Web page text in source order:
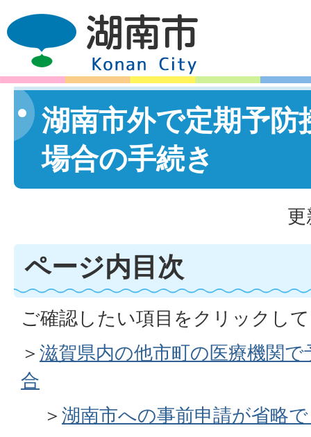
湖南市外で定期予防
場合の手続き
ページ内目次
ご確認したい項目をクリックし
＞ 滋賀県内の他市町の医療機関
合
＞ 湖南市への事前申請が省略